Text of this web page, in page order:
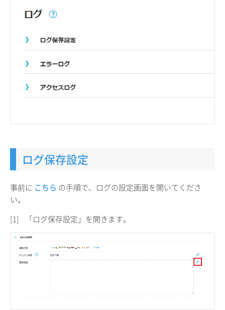
ログ保存設定
事前に こちら の手順で、ログの設定画面を開いてくださ
い。
[1]
「ログ保存設定」を開きます。